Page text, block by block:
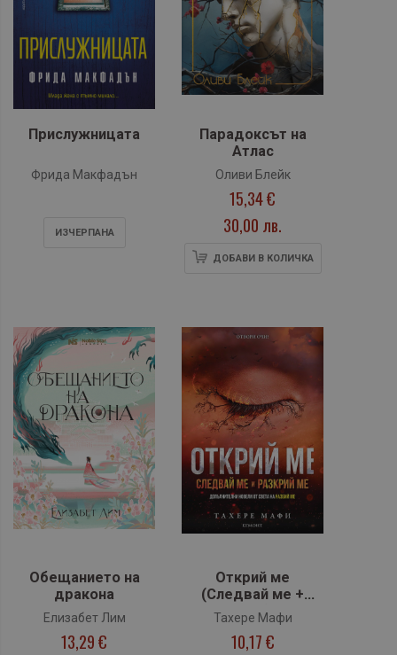
Прислужницата
Фрида Макфадън
ИЗЧЕРПАНA
Парадоксът на
Атлас
Оливи Блейк
15,34 €
30,00 лв.
ДОБАВИ В КОЛИЧКА
Обещанието на
дракона
Елизабет Лим
13,29 €
Открий ме
(Следвай ме +
Разкрий ме) - книга
8 (Разбий ме)
Тахере Мафи
10,17 €